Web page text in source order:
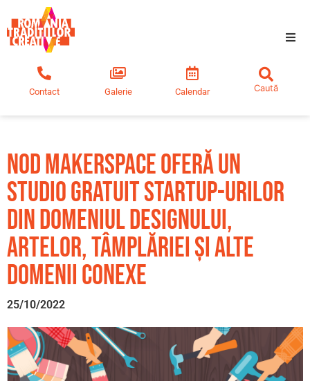
Tradiții creative
Noutăți
Contact Galerie Calendar
Nod Makerspace oferă un
studio gratuit startup-urilor
din domeniul designului,
artelor, tâmplăriei și alte
domenii conexe
25/10/2022